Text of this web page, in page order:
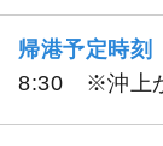
帰港予定時刻
8:30 ※沖上が